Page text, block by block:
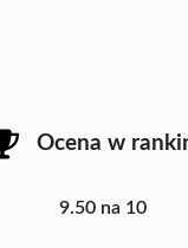
Ocena w
9.50 na 10